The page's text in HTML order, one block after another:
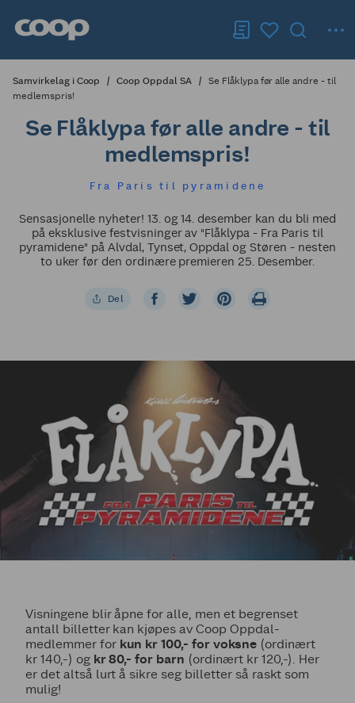
Samvirkelag i Coop Coop Oppdal SA
Se Flåklypa før alle andre - til
medlemspris!
Se Flåklypa før alle andre - til
medlemspris!
Fra Paris til pyramidene
Sensasjonelle nyheter! 13. og 14. desember kan du bli med
på eksklusive festvisninger av "Flåklypa - Fra Paris til
pyramidene" på Alvdal, Tynset, Oppdal og Støren - nesten
to uker før den ordinære premieren 25. Desember.
Del
Visningene blir åpne for alle, men et begrenset
antall billetter kan kjøpes av Coop Oppdal-
medlemmer for kun kr 100,- for voksne(ordinært
kr 140,-) og kr 80,- for barn (ordinært kr 120,-). Her
er det altså lurt å sikre seg billetter så raskt som
mulig!